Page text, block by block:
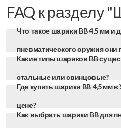
FAQ к разделу
Что такое шарики BB 4,5 мм и
пневматического оружия они
Какие типы шариков BB
стальные или свинцовые?
Где купить шарики BB 4,5 мм
цене?
Как выбрать шарики BB для